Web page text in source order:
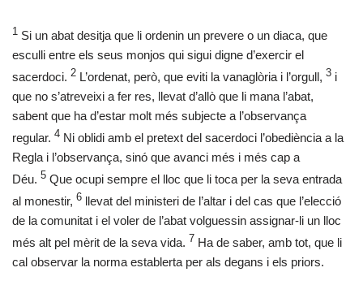
1 Si un abat desitja que li ordenin un prevere o un diaca, que
esculli entre els seus monjos qui sigui digne d’exercir el
sacerdoci. 2 L’ordenat, però, que eviti la vanaglòria i l’orgull, 3 i
que no s’atreveixi a fer res, llevat d’allò que li mana l’abat,
sabent que ha d’estar molt més subjecte a l’observança
regular. 4 Ni oblidi amb el pretext del sacerdoci l’obediència a la
Regla i l’observança, sinó que avanci més i més cap a
Déu. 5 Que ocupi sempre el lloc que li toca per la seva entrada
al monestir, 6 llevat del ministeri de l’altar i del cas que l’elecció
de la comunitat i el voler de l’abat volguessin assignar-li un lloc
més alt pel mèrit de la seva vida. 7 Ha de saber, amb tot, que li
cal observar la norma establerta per als degans i els priors.